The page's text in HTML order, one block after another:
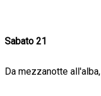
Sabato 21
Da mezzanotte